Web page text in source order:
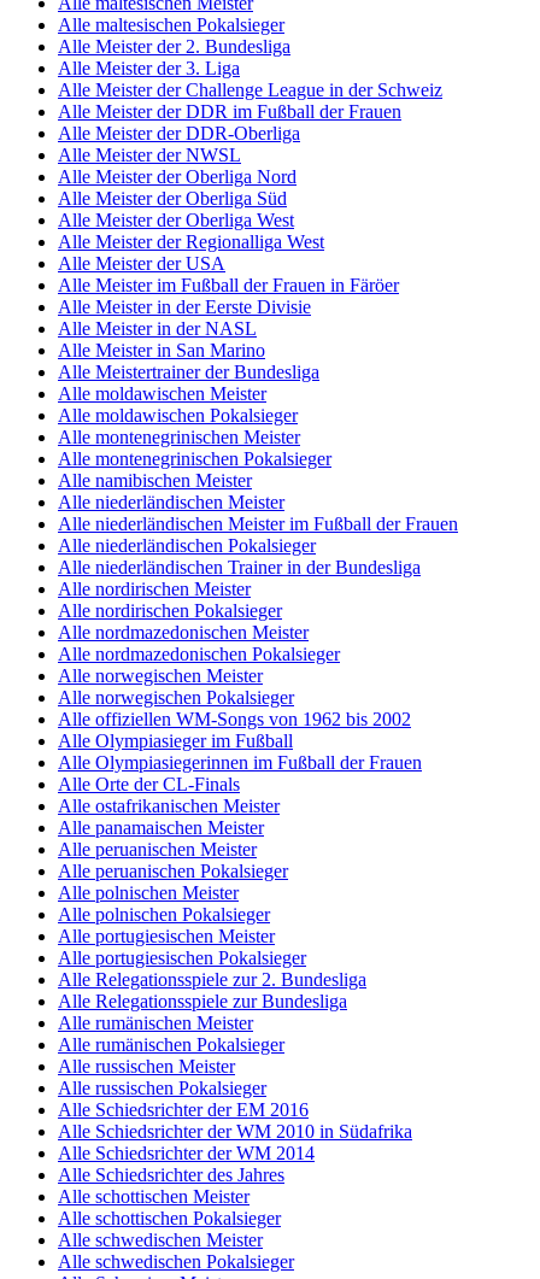
Alle maltesischen Pokalsieger
Alle Meister der 2. Bundesliga
Alle Meister der 3. Liga
Alle Meister der Challenge League in der Schweiz
Alle Meister der DDR im Fußball der Frauen
Alle Meister der DDR-Oberliga
Alle Meister der NWSL
Alle Meister der Oberliga Nord
Alle Meister der Oberliga Süd
Alle Meister der Oberliga West
Alle Meister der Regionalliga West
Alle Meister der USA
Alle Meister im Fußball der Frauen in Färöer
Alle Meister in der Eerste Divisie
Alle Meister in der NASL
Alle Meister in San Marino
Alle Meistertrainer der Bundesliga
Alle moldawischen Meister
Alle moldawischen Pokalsieger
Alle montenegrinischen Meister
Alle montenegrinischen Pokalsieger
Alle namibischen Meister
Alle niederländischen Meister
Alle niederländischen Meister im Fußball der Frauen
Alle niederländischen Pokalsieger
Alle niederländischen Trainer in der Bundesliga
Alle nordirischen Meister
Alle nordirischen Pokalsieger
Alle nordmazedonischen Meister
Alle nordmazedonischen Pokalsieger
Alle norwegischen Meister
Alle norwegischen Pokalsieger
Alle offiziellen WM-Songs von 1962 bis 2002
Alle Olympiasieger im Fußball
Alle Olympiasiegerinnen im Fußball der Frauen
Alle Orte der CL-Finals
Alle ostafrikanischen Meister
Alle panamaischen Meister
Alle peruanischen Meister
Alle peruanischen Pokalsieger
Alle polnischen Meister
Alle polnischen Pokalsieger
Alle portugiesischen Meister
Alle portugiesischen Pokalsieger
Alle Relegationsspiele zur 2. Bundesliga
Alle Relegationsspiele zur Bundesliga
Alle rumänischen Meister
Alle rumänischen Pokalsieger
Alle russischen Meister
Alle russischen Pokalsieger
Alle Schiedsrichter der EM 2016
Alle Schiedsrichter der WM 2010 in Südafrika
Alle Schiedsrichter der WM 2014
Alle Schiedsrichter des Jahres
Alle schottischen Meister
Alle schottischen Pokalsieger
Alle schwedischen Meister
Alle schwedischen Pokalsieger